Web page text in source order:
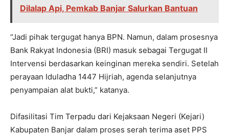
Dilalap Api, Pemkab Banjar Salurkan Bantuan
“Jadi pihak tergugat hanya BPN. Namun, dalam prosesnya
Bank Rakyat Indonesia (BRI) masuk sebagai Tergugat II
Intervensi berdasarkan keinginan mereka sendiri. Setelah
perayaan Iduladha 1447 Hijriah, agenda selanjutnya
penyampaian alat bukti,” katanya.
Difasilitasi Tim Terpadu dari Kejaksaan Negeri (Kejari)
Kabupaten Banjar dalam proses serah terima aset PPS